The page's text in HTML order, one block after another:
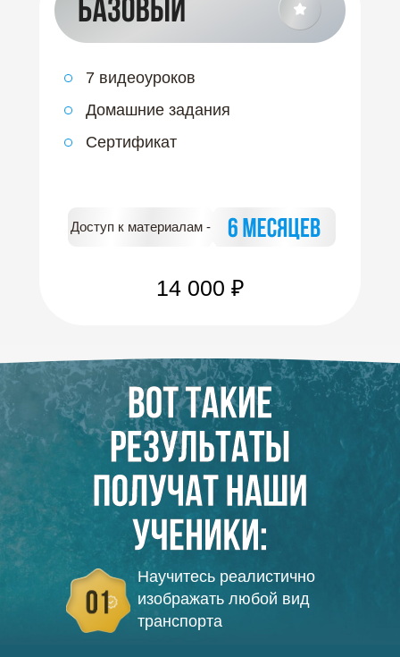
Доступ к материалам -
7 видеоуроков
Домашние задания
Сертификат
14 000 ₽
Научитесь реалистично
изображать любой вид
транспорта